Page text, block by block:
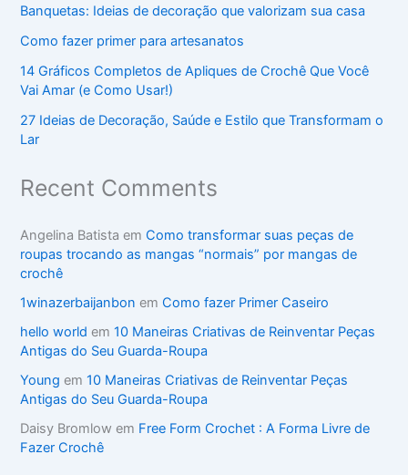
Banquetas: Ideias de decoração que valorizam sua casa
Como fazer primer para artesanatos
14 Gráficos Completos de Apliques de Crochê Que Você
Vai Amar (e Como Usar!)
27 Ideias de Decoração, Saúde e Estilo que Transformam o
Lar
Recent Comments
Angelina Batista em Como transformar suas peças de
roupas trocando as mangas “normais” por mangas de
crochê
1winazerbaijanbon em Como fazer Primer Caseiro
hello world em10 Maneiras Criativas de Reinventar Peças
Antigas do Seu Guarda-Roupa
Young em10 Maneiras Criativas de Reinventar Peças
Antigas do Seu Guarda-Roupa
Daisy Bromlow em Free Form Crochet : A Forma Livre de
Fazer Crochê